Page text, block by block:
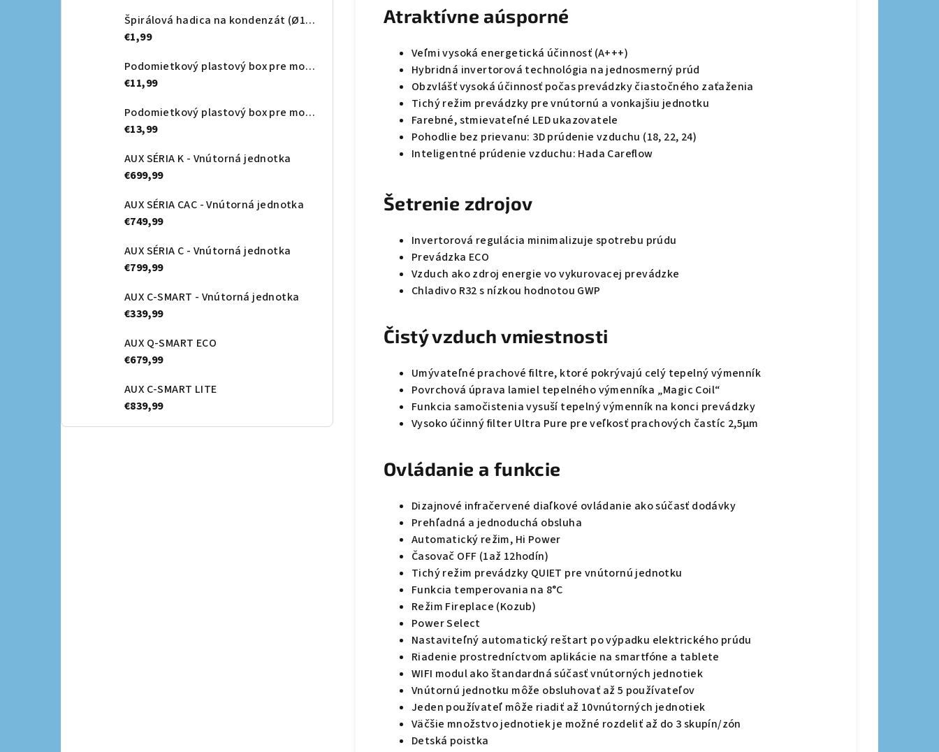
Špirálová hadica na kondenzát (Ø16mm) - METRÁŽ
€1,99
Podomietkový plastový box pre montáž - 430x95x65 mm
€11,99
Podomietkový plastový box pre montáž - 540x85x55mm
€13,99
AUX SÉRIA K - Vnútorná jednotka
€699,99
AUX SÉRIA CAC - Vnútorná jednotka
€749,99
AUX SÉRIA C - Vnútorná jednotka
€799,99
AUX C-SMART - Vnútorná jednotka
€339,99
AUX Q-SMART ECO
€679,99
AUX C-SMART LITE
€839,99
Atraktívne aúsporné
Veľmi vysoká energetická účinnosť (A+++)
Hybridná invertorová technológia na jednosmerný prúd
Obzvlášť vysoká účinnosť počas prevádzky čiastočného zaťaženia
Tichý režim prevádzky pre vnútornú a vonkajšiu jednotku
Farebné, stmievateľné LED ukazovatele
Pohodlie bez prievanu: 3D prúdenie vzduchu (18, 22, 24)
Inteligentné prúdenie vzduchu: Hada Careflow
Šetrenie zdrojov
Invertorová regulácia minimalizuje spotrebu prúdu
Prevádzka ECO
Vzduch ako zdroj energie vo vykurovacej prevádzke
Chladivo R32 s nízkou hodnotou GWP
Čistý vzduch vmiestnosti
Umývateľné prachové filtre, ktoré pokrývajú celý tepelný výmenník
Povrchová úprava lamiel tepelného výmenníka „Magic Coil“
Funkcia samočistenia vysuší tepelný výmenník na konci prevádzky
Vysoko účinný filter Ultra Pure pre veľkosť prachových častíc 2,5µm
Ovládanie a funkcie
Dizajnové infračervené diaľkové ovládanie ako súčasť dodávky
Prehľadná a jednoduchá obsluha
Automatický režim, Hi Power
Časovač OFF (1až 12hodín)
Tichý režim prevádzky QUIET pre vnútornú jednotku
Funkcia temperovania na 8°C
Režim Fireplace (Kozub)
Power Select
Nastaviteľný automatický reštart po výpadku elektrického prúdu
Riadenie prostredníctvom aplikácie na smartfóne a tablete
WIFI modul ako štandardná súčasť vnútorných jednotiek
Vnútornú jednotku môže obsluhovať až 5 používateľov
Jeden používateľ môže riadiť až 10vnútorných jednotiek
Väčšie množstvo jednotiek je možné rozdeliť až do 3 skupín/zón
Detská poistka